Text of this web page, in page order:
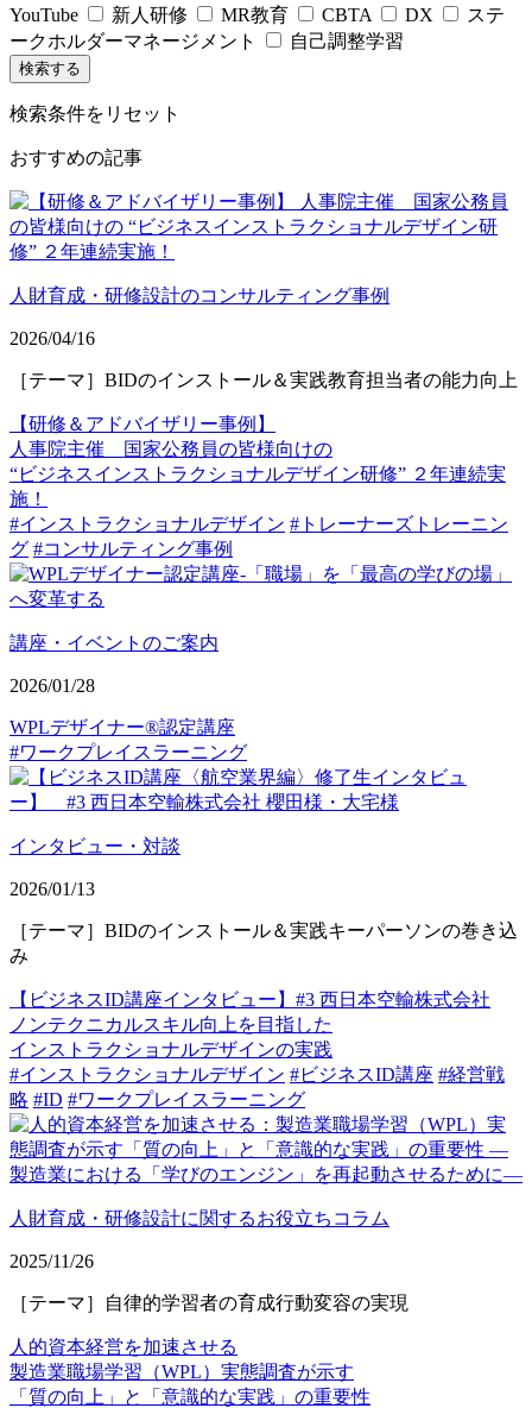
YouTube
新人研修 MR教育 CBTA DX
ステ
ークホルダーマネージメント
自己調整学習
検索条件をリセット
おすすめの記事
人財育成・研修設計のコンサルティング事例
2026/04/16
［テーマ］BIDのインストール＆実践教育担当者の能力向上
【研修＆アドバイザリー事例】
人事院主催 国家公務員の皆様向けの
“ビジネスインストラクショナルデザイン研修” ２年連続実
施！
#インストラクショナルデザイン #トレーナーズトレーニン
グ #コンサルティング事例
講座・イベントのご案内
2026/01/28
WPLデザイナー®認定講座
#ワークプレイスラーニング
インタビュー・対談
2026/01/13
［テーマ］BIDのインストール＆実践キーパーソンの巻き込
み
【ビジネスID講座インタビュー】#3 西日本空輸株式会社
ノンテクニカルスキル向上を目指した
インストラクショナルデザインの実践
#インストラクショナルデザイン #ビジネスID講座 #経営戦
略 #ID #ワークプレイスラーニング
人財育成・研修設計に関するお役立ちコラム
2025/11/26
［テーマ］自律的学習者の育成行動変容の実現
人的資本経営を加速させる
製造業職場学習（WPL）実態調査が示す
「質の向上」と「意識的な実践」の重要性